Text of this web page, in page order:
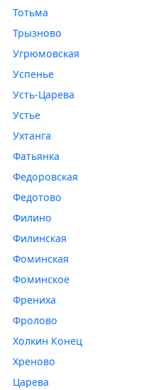
Тотьма
Трызново
Угрюмовская
Успенье
Усть-Царева
Устье
Ухтанга
Фатьянка
Федоровская
Федотово
Филино
Филинская
Фоминская
Фоминское
Френиха
Фролово
Холкин Конец
Хреново
Царева